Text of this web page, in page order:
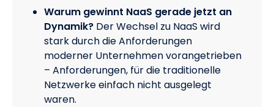
Warum gewinnt NaaS gerade jetzt an
Dynamik? Der Wechsel zu NaaS wird
stark durch die Anforderungen
moderner Unternehmen vorangetrieben
– Anforderungen, für die traditionelle
Netzwerke einfach nicht ausgelegt
waren.